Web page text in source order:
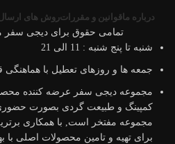
درباره ماقوانین و مقرراتروش های
تمامی حقوق برای دیجی سفر
شنبه تا پنج شنبه : 11 الی 21
جمعه ها و روزهای تعطیل با هماهنگی
مجموعه دیجی سفر عرضه کننده
کمپینگ و طبیعت گردی بصورت
مجموعه مفتخر است, با همکاری
برای تهیه و تامین محصولات اصلی با